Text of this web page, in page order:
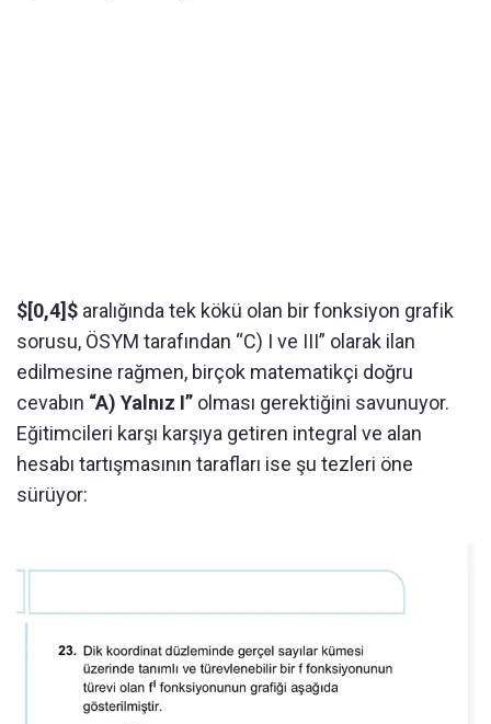
$[0,4]$ aralığında tek kökü olan bir fonksiyon grafik
sorusu, ÖSYM tarafından “C) I ve III” olarak ilan
edilmesine rağmen, birçok matematikçi doğru
cevabın “A) Yalnız I” olması gerektiğini savunuyor.
Eğitimcileri karşı karşıya getiren integral ve alan
hesabı tartışmasının tarafları ise şu tezleri öne
sürüyor: